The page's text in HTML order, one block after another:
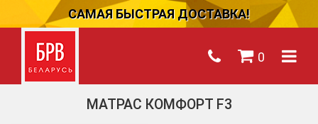
САМАЯ БЫСТРАЯ ДОСТАВКА!
0
МАТРАС КОМФОРТ F3